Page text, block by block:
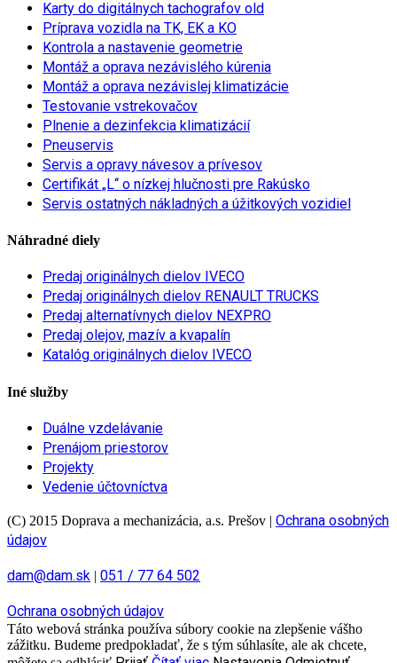
Karty do digitálnych tachografov old
Príprava vozidla na TK, EK a KO
Kontrola a nastavenie geometrie
Montáž a oprava nezávislého kúrenia
Montáž a oprava nezávislej klimatizácie
Testovanie vstrekovačov
Plnenie a dezinfekcia klimatizácií
Pneuservis
Servis a opravy návesov a prívesov
Certifikát „L“ o nízkej hlučnosti pre Rakúsko
Servis ostatných nákladných a úžitkových vozidiel
Náhradné diely
Predaj originálnych dielov IVECO
Predaj originálnych dielov RENAULT TRUCKS
Predaj alternatívnych dielov NEXPRO
Predaj olejov, mazív a kvapalín
Katalóg originálnych dielov IVECO
Iné služby
Duálne vzdelávanie
Prenájom priestorov
Projekty
Vedenie účtovníctva
(C) 2015 Doprava a mechanizácia, a.s. Prešov | Ochrana osobných
údajov
dam@dam.sk | 051 / 77 64 502
Ochrana osobných údajov
Táto webová stránka používa súbory cookie na zlepšenie vášho
zážitku. Budeme predpokladať, že s tým súhlasíte, ale ak chcete,